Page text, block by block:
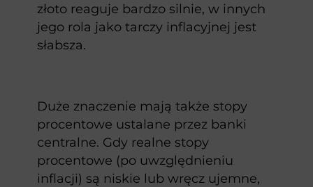
złoto reaguje bardzo silnie, w innych
jego rola jako tarczy inflacyjnej jest
słabsza.
Duże znaczenie mają także stopy
procentowe ustalane przez banki
centralne. Gdy realne stopy
procentowe (po uwzględnieniu
inflacji) są niskie lub wręcz ujemne,